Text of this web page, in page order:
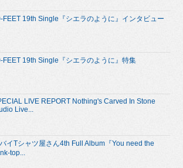
FEET 19th Single『シエラのように』インタビュー
FEET 19th Single『シエラのように』特集
LIVE REPORT Nothing's Carved In Stone
Live...
イTシャツ屋さん4th Full Album『You need the
top...